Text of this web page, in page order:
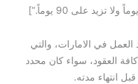
العمل في الامارات، والتي
العقود، سواء كان محدد
انتهاء مدته.